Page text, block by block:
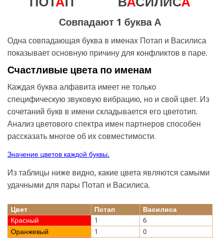
Совпадают 1 буква А
Одна совпадающая буква в именах Потап и Василиса
показывает основную причину для конфликтов в паре.
Счастливые цвета по именам
Каждая буква алфавита имеет не только
специфическую звуковую вибрацию, но и свой цвет. Из
сочетаний букв в имени складывается его цветотип.
Анализ цветового спектра имен партнеров способен
рассказать многое об их совместимости.
Значение цветов каждой буквы.
Из таблицы ниже видно, какие цвета являются самыми
удачными для пары Потап и Василиса.
Цвет Потап
Василиса
Красный
1
6
Оранжевый
1
0